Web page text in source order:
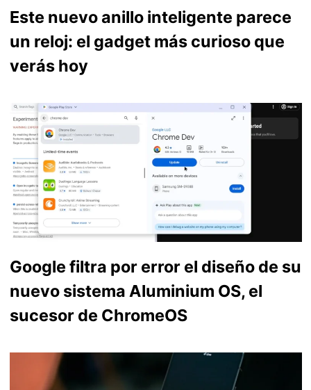
Este nuevo anillo inteligente parece
un reloj: el gadget más curioso que
verás hoy
Google filtra por error el diseño de su
nuevo sistema Aluminium OS, el
sucesor de ChromeOS